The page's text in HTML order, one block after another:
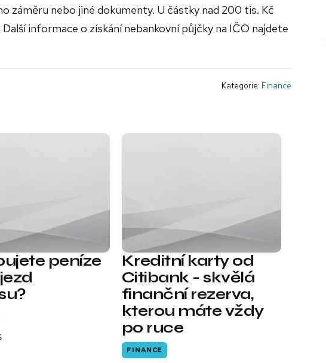
záměru nebo jiné dokumenty. U částky nad 200 tis. Kč
informace o získání nebankovní půjčky na IČO najdete
Kategorie: Finance
peníze
Kreditní karty od
Citibank - skvělá
finanční rezerva,
kterou máte vždy
po ruce
FINANCE